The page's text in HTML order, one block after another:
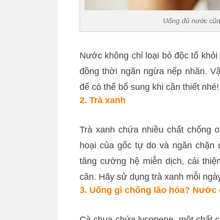
Uống đủ nước
Nước không chỉ loại bỏ độc tố
đồng thời ngăn ngừa nếp nhăn.
để có thể bổ sung khi cần thiết nhé!
2. Trà xanh
Trà xanh chứa nhiều chất chống
hoại của gốc tự do và ngăn
tăng cường hệ miễn dịch, cải
cân. Hãy sử dụng trà xanh mỗi
3. Uống gì chống lão hóa? Nước